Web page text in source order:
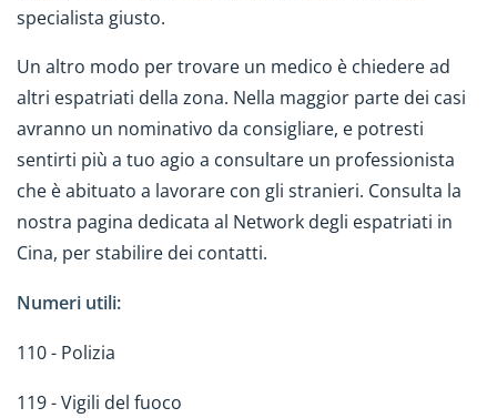
specialista giusto.
Un altro modo per trovare un medico è chiedere ad
altri espatriati della zona. Nella maggior parte dei casi
avranno un nominativo da consigliare, e potresti
sentirti più a tuo agio a consultare un professionista
che è abituato a lavorare con gli stranieri. Consulta la
nostra pagina dedicata al Network degli espatriati in
Cina, per stabilire dei contatti.
Numeri utili:
110 - Polizia
119 - Vigili del fuoco